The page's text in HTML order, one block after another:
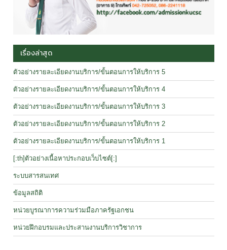
เรื่องล่าสุด
ตัวอย่างรายละเอียดงานบริการ/ขั้นตอนการให้บริการ 5
ตัวอย่างรายละเอียดงานบริการ/ขั้นตอนการให้บริการ 4
ตัวอย่างรายละเอียดงานบริการ/ขั้นตอนการให้บริการ 3
ตัวอย่างรายละเอียดงานบริการ/ขั้นตอนการให้บริการ 2
ตัวอย่างรายละเอียดงานบริการ/ขั้นตอนการให้บริการ 1
[:th]ตัวอย่างเนื้อหาประกอบเว็บไซต์[:]
ระบบสารสนเทศ
ข้อมูลสถิติ
หน่วยบูรณาการความร่วมมือภาครัฐเอกชน
หน่วยฝึกอบรมและประสานงานบริการวิชาการ